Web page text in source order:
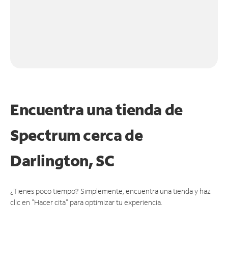
Encuentra una tienda de
Spectrumcerca de
Darlington, SC
¿Tienes poco tiempo? Simplemente, encuentra una tienda y haz
clic en "Hacer cita" para optimizar tu experiencia.